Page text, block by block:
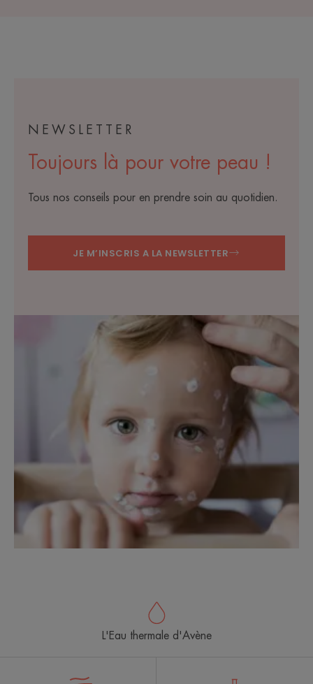
NEWSLETTER
Toujours là pour votre peau !
Tous nos conseils pour en prendre soin au quotidien.
JE M’INSCRIS A LA NEWSLETTER
L'Eau thermale d'Avène